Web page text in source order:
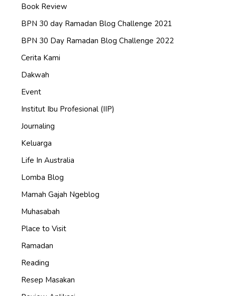
Book Review
BPN 30 day Ramadan Blog Challenge 2021
BPN 30 Day Ramadan Blog Challenge 2022
Cerita Kami
Dakwah
Event
Institut Ibu Profesional (IIP)
Journaling
Keluarga
Life In Australia
Lomba Blog
Mamah Gajah Ngeblog
Muhasabah
Place to Visit
Ramadan
Reading
Resep Masakan